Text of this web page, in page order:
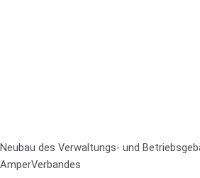
Neubau des Verwaltungs- und
AmperVerbandes